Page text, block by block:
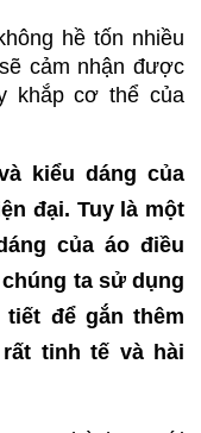
hề tốn nhiều
cảm nhận được
khắp cơ thể của
kiểu dáng của
đại. Tuy là một
của áo điều
ta sử dụng
để gắn thêm
tinh tế và hài